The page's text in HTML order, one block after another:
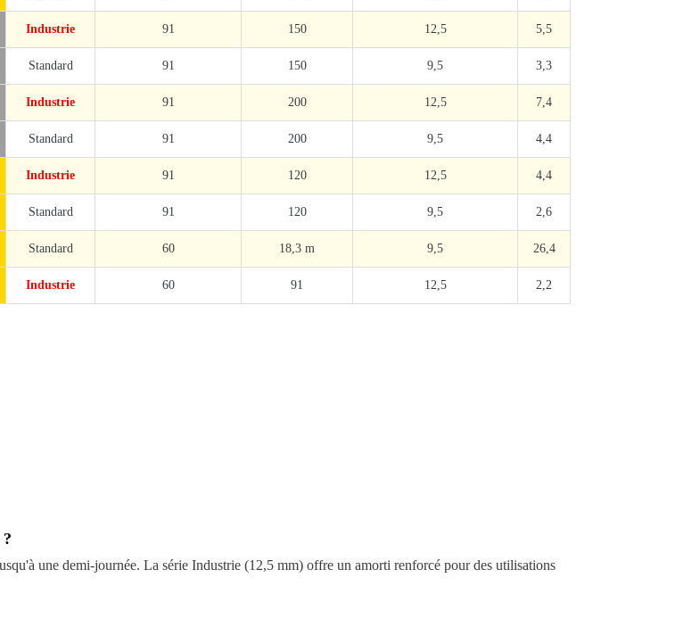
Industrie 91 150 12,5 5,5
Standard 91 150 9,5 3,3
Industrie 91 200 12,5 7,4
Standard 91 200 9,5 4,4
Industrie 91 120 12,5 4,4
Standard 91 120 9,5 2,6
Standard 60 18,3 m 9,5 26,4
Industrie 60 91 12,5 2,2
une demi-journée. La série Industrie (12,5 mm) offre un amorti renforcé pour des utilisations